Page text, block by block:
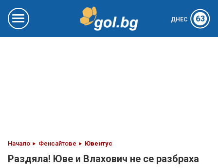
ДНЕС 63
Начало Фенсайтове Ювентус
Раздяла! Юве и Влахович не се разбраха